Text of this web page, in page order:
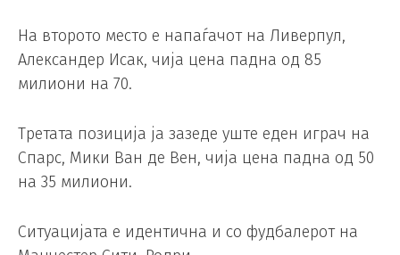
На второто место е напаѓачот на Ливерпул,
Александер Исак, чија цена падна од 85
милиони на 70.
Третата позиција ја зазеде уште еден играч на
Спарс, Мики Ван де Вен, чија цена падна од 50
на 35 милиони.
Ситуацијата е идентична и со фудбалерот на